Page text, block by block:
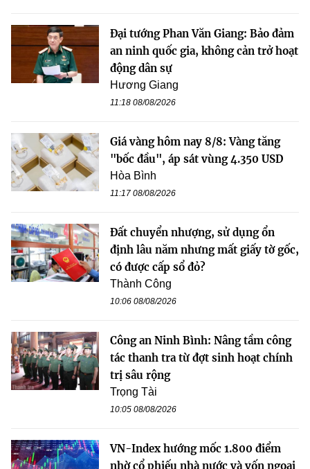
Đại tướng Phan Văn Giang: Bảo đảm
an ninh quốc gia, không cản trở hoạt
động dân sự
Hương Giang
11:18 08/08/2026
Giá vàng hôm nay 8/8: Vàng tăng
"bốc đầu", áp sát vùng 4.350 USD
Hòa Bình
11:17 08/08/2026
Đất chuyển nhượng, sử dụng ổn
định lâu năm nhưng mất giấy tờ gốc,
có được cấp sổ đỏ?
Thành Công
10:06 08/08/2026
Công an Ninh Bình: Nâng tầm công
tác thanh tra từ đợt sinh hoạt chính
trị sâu rộng
Trọng Tài
10:05 08/08/2026
VN-Index hướng mốc 1.800 điểm
nhờ cổ phiếu nhà nước và vốn ngoại